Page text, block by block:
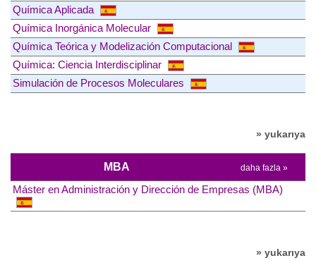
Química Aplicada
Química Inorgánica Molecular
Química Teórica y Modelización Computacional
Química: Ciencia Interdisciplinar
Simulación de Procesos Moleculares
» yukarıya
MBA daha fazla »
Máster en Administración y Dirección de Empresas (MBA)
» yukarıya